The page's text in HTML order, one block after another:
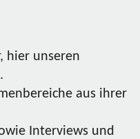
hier unseren
aus ihrer
Interviews und